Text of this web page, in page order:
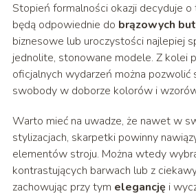
Stopień formalności okazji decyduje o
będą odpowiednie do brązowych
biznesowe lub uroczystości najlepiej
jednolite, stonowane modele. Z kolei
oficjalnych wydarzeń można pozwolić
swobody w doborze kolorów i
Warto mieć na uwadze, że nawet w
stylizacjach, skarpetki powinny
elementów stroju. Można wtedy
kontrastujących barwach lub z
zachowując przy tym elegancję i